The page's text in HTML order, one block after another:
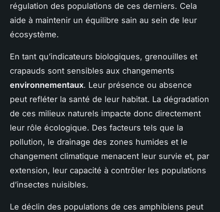
régulation des populations de ces derniers. Cela
aide à maintenir un équilibre sain au sein de leur
écosystème.
En tant qu’indicateurs biologiques, grenouilles et
crapauds sont sensibles aux changements
environnementaux. Leur présence ou absence
peut refléter la santé de leur habitat. La dégradation
de ces milieux naturels impacte donc directement
leur rôle écologique. Des facteurs tels que la
pollution, le drainage des zones humides et le
changement climatique menacent leur survie et, par
extension, leur capacité à contrôler les populations
d’insectes nuisibles.
Le déclin des populations de ces amphibiens peut